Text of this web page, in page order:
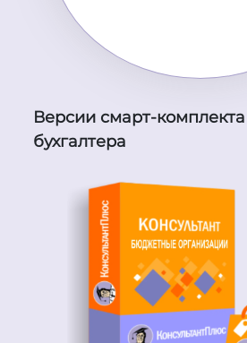
Версии смарт-
бухгалтера